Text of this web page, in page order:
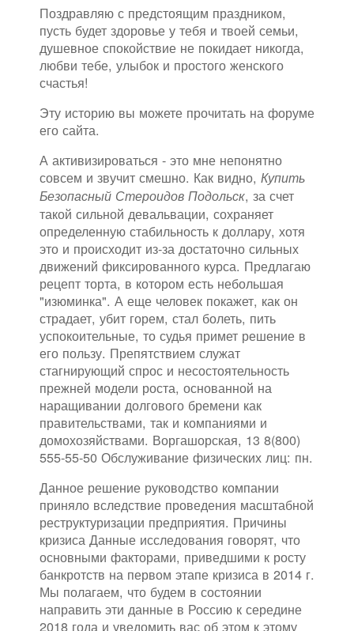
Поздравляю с предстоящим праздником,
пусть будет здоровье у тебя и твоей семьи,
душевное спокойствие не покидает никогда,
любви тебе, улыбок и простого женского
счастья!
Эту историю вы можете прочитать на форуме
его сайта.
А активизироваться - это мне непонятно
совсем и звучит смешно. Как видно, Купить
Безопасный Стероидов Подольск, за счет
такой сильной девальвации, сохраняет
определенную стабильность к доллару, хотя
это и происходит из-за достаточно сильных
движений фиксированного курса. Предлагаю
рецепт торта, в котором есть небольшая
"изюминка". А еще человек покажет, как он
страдает, убит горем, стал болеть, пить
успокоительные, то судья примет решение в
его пользу. Препятствием служат
стагнирующий спрос и несостоятельность
прежней модели роста, основанной на
наращивании долгового бремени как
правительствами, так и компаниями и
домохозяйствами. Воргашорская, 13 8(800)
555-55-50 Обслуживание физических лиц: пн.
Данное решение руководство компании
приняло вследствие проведения масштабной
реструктуризации предприятия. Причины
кризиса Данные исследования говорят, что
основными факторами, приведшими к росту
банкротств на первом этапе кризиса в 2014 г.
Мы полагаем, что будем в состоянии
направить эти данные в Россию к середине
2018 года и уведомить вас об этом к этому